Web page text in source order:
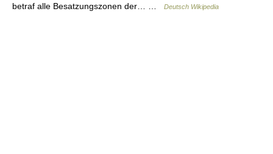
betraf alle Besatzungszonen der… …
Deutsch Wikipedia